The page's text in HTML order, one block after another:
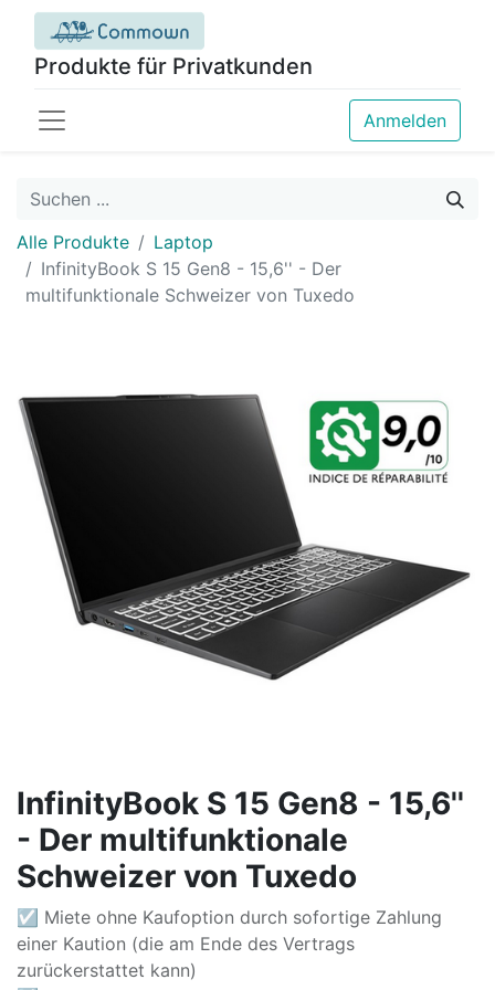
Produkte für Privatkunden
Anmelden
Alle Produkte
Laptop
InfinityBook S 15 Gen8 - 15,6'' - Der
multifunktionale Schweizer von Tuxedo
InfinityBook S 15 Gen8 - 15,6''
- Der multifunktionale
Schweizer von Tuxedo
☑ Miete ohne Kaufoption durch sofortige Zahlung
einer Kaution (die am Ende des Vertrags
zurückerstattet kann)